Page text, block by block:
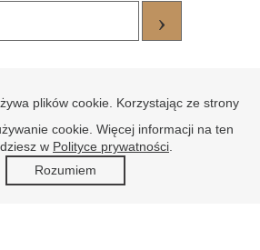
›
plików cookie. Korzystając ze strony
cookie. Więcej informacji na ten
w Polityce prywatności
Rozumiem